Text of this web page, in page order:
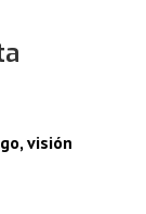
visión